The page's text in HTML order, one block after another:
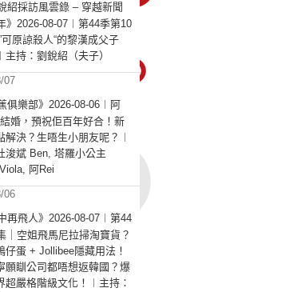
紹採訪風雲錄 – 穿越新聞
》2026-08-07︱第44季第10
可原諒殺人“的黎漢成父子
主持：劉銳紹（夫子）
07
俱樂部》2026-08-06︱阿
婚，預祝佢百年好合！新
解決？生唔生小朋友呢？︱
浚斌 Ben, 塔羅小公主
阿Rei
06
再飛人》2026-08-07︱第44
｜空姐飛馬尼拉掃淘寶貨？
仔蛋 + Jollibee隱藏用法！
願瞓公司都唔想返韓國？爆
超嚴格階級文化！︱主持：